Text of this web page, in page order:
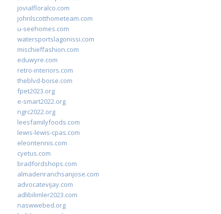
jovialfloralco.com
johnlscotthometeam.com
u-seehomes.com
watersportslagonissi.com
mischieffashion.com
eduwyre.com
retro-interiors.com
theblvd-boise.com
fpet2023.org
e-smart2022.org
ngrc2022.org
leesfamilyfoods.com
lewis-lewis-cpas.com
eleontennis.com
cyetus.com
bradfordshops.com
almadenranchsanjose.com
advocatevijay.com
adlibilimler2023.com
naswwebed.org